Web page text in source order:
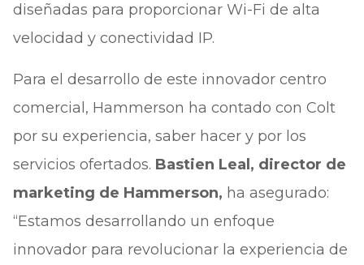
diseñadas para proporcionar Wi-Fi de alta
velocidad y conectividad IP.
Para el desarrollo de este innovador centro
comercial, Hammerson ha contado con Colt
por su experiencia, saber hacer y por los
servicios ofertados. Bastien Leal, director de
marketing de Hammerson, ha asegurado:
“Estamos desarrollando un enfoque
innovador para revolucionar la experiencia de